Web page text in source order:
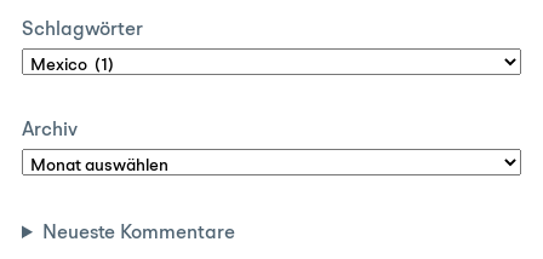
Schlagwörter
Archiv
Neueste Kommentare